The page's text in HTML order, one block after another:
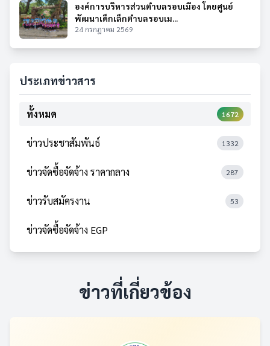
องค์การบริหารส่วนตำบลรอบเมือง โดยศูนย์
พัฒนาเด็กเล็กตำบลรอบเม...
24 กรกฎาคม 2569
ประเภทข่าวสาร
ทั้งหมด 1672
ข่าวประชาสัมพันธ์ 1332
ข่าวจัดซื้อจัดจ้าง ราคากลาง 287
ข่าวรับสมัครงาน 53
ข่าวจัดซื้อจัดจ้าง EGP
ข่าวที่เกี่ยวข้อง